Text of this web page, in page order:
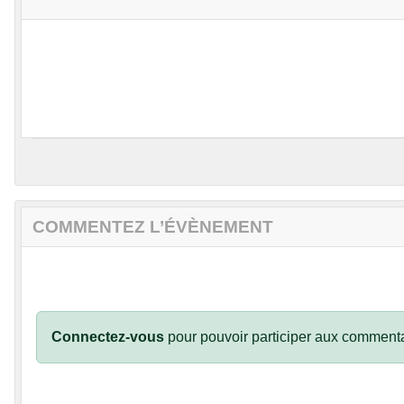
COMMENTEZ L’ÉVÈNEMENT
Connectez-vous pour pouvoir participer aux